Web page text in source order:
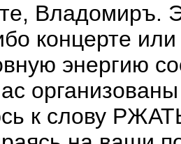
Владомиръ.
концерте
энергию
к слову